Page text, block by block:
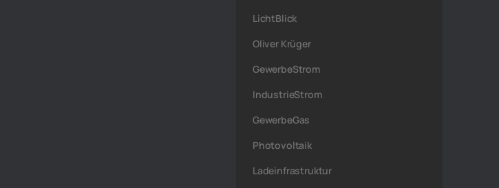
LichtBlick
Oliver Krüger
GewerbeStrom
IndustrieStrom
GewerbeGas
Photovoltaik
Ladeinfrastruktur